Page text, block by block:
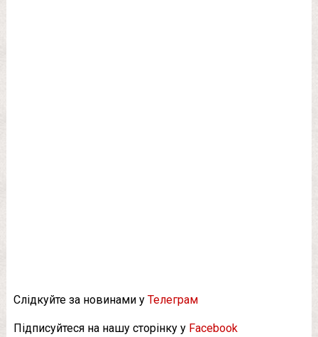
Слідкуйте за новинами у Телеграм
Підписуйтеся на нашу сторінку у Facebook